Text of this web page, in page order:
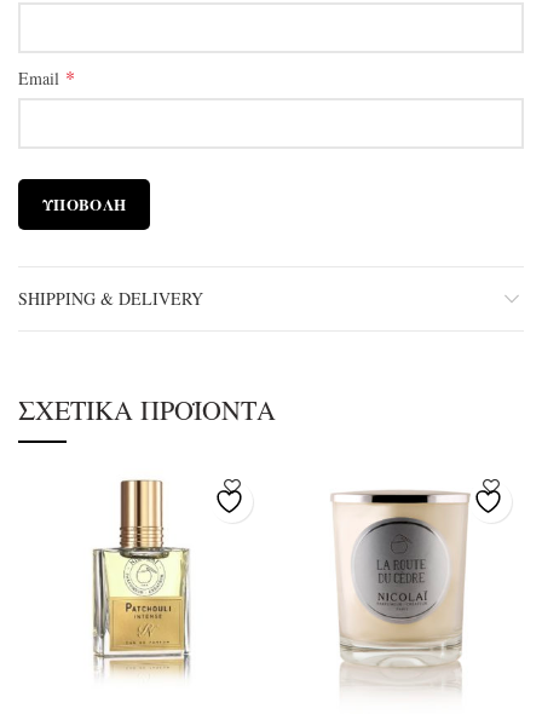
Email *
SHIPPING & DELIVERY
ΣΧΕΤΙΚΆ ΠΡΟΪΌΝΤΑ